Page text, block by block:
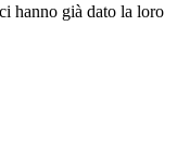
hanno già dato la loro